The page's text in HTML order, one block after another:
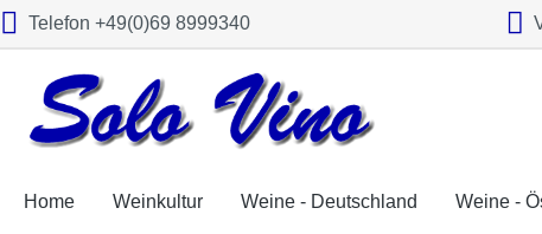
Zur Hauptnavigation springen
Telefon +49(0)69 8999340
Home Weinkultur Weine - Deutschland Weine -